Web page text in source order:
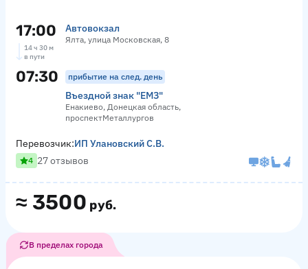
17:00 Автовокзал
Ялта, улица Московская, 8
14 ч 30 м
в пути
07:30 прибытие на след. день
Въездной знак "ЕМЗ"
Енакиево, Донецкая область,
проспектМеталлургов
≈ 3500 руб.
Перевозчик:ИП Улановский С.В.
4 27 отзывов
В пределах города